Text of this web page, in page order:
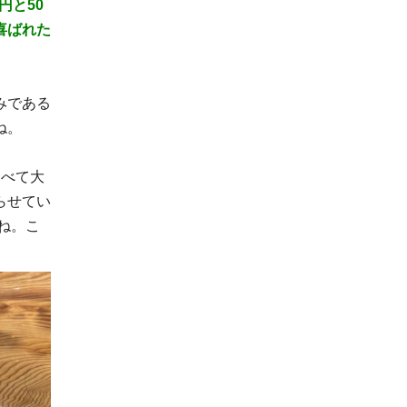
と50
ばれた
である
て大
せてい
。こ